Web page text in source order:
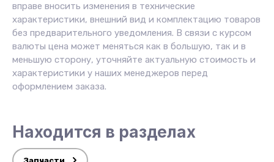
вправе вносить изменения в технические
характеристики, внешний вид и комплектацию товаров
без предварительного уведомления. В связи с курсом
валюты цена может меняться как в большую, так и в
меньшую сторону, уточняйте актуальную стоимость и
характеристики у наших менеджеров перед
оформлением заказа.
Находится в разделах
Запчасти